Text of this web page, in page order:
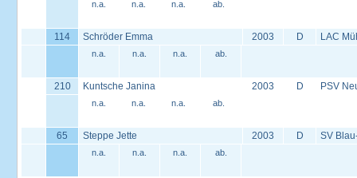
n.a. n.a. n.a. ab.
114 Schröder Emma 2003 D LAC
n.a. n.a. n.a. ab.
210 Kuntsche Janina 2003 D PSV
n.a. n.a. n.a. ab.
65 Steppe Jette 2003 D SV
n.a. n.a. n.a. ab.